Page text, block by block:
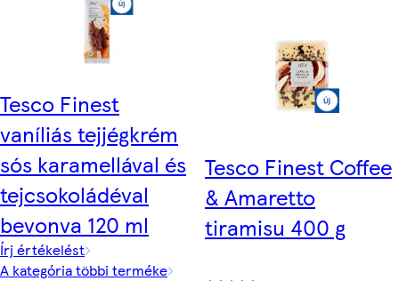
Tesco Finest
vaníliás tejjégkrém
sós karamellával és
tejcsokoládéval
bevonva 120 ml
Írj értékelést
A kategória többi terméke
Tesco Finest Coffee
& Amaretto
tiramisu 400 g